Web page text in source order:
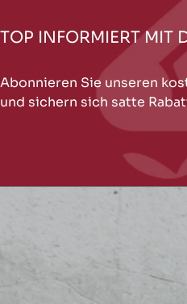
TOP INFORMIERT MIT
Abonnieren Sie unseren
und sichern sich satte